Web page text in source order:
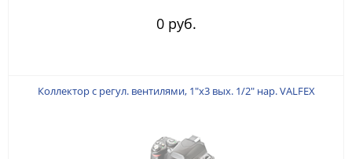
0 руб.
Коллектор с регул. вентилями, 1"х3 вых. 1/2" нар. VALFEX